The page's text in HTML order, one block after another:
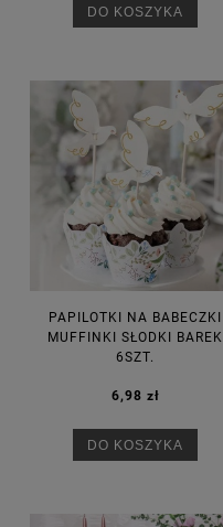
DO KOSZYKA
PAPILOTKI NA BABECZKI
MUFFINKI SŁODKI BAREK
6SZT.
6,98 zł
DO KOSZYKA